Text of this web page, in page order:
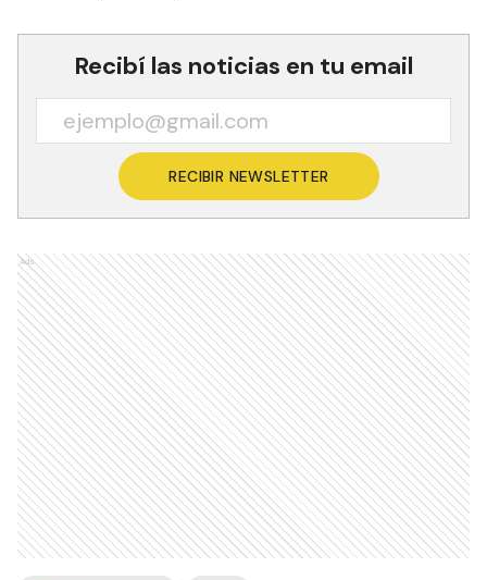
Recibí las noticias en tu email
RECIBIR NEWSLETTER
Ads